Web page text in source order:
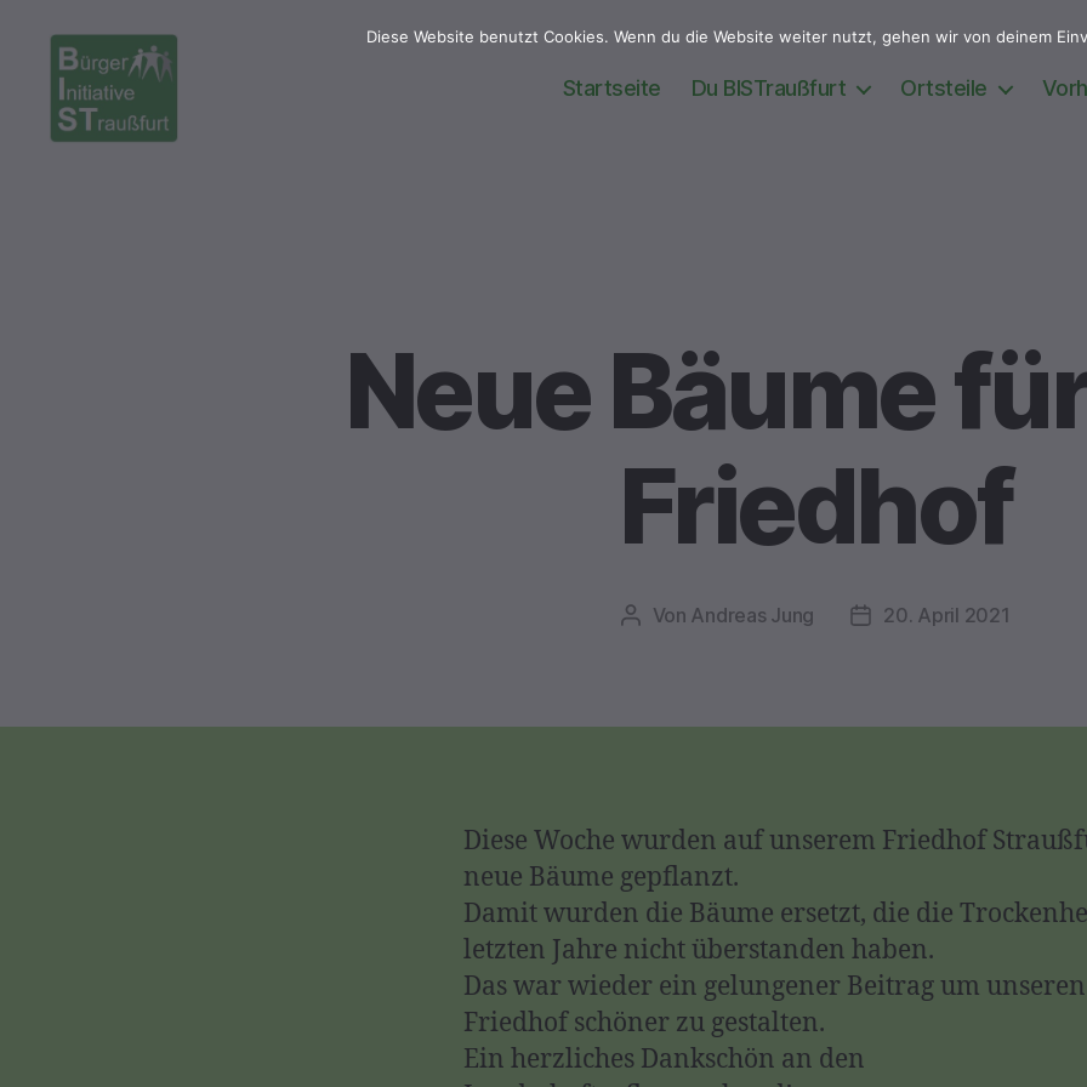
Startseite Du BISTraußfurt Ortsteile
Neue Bäume
Friedhof
Beitragsautor
Von Andreas Jung Veröffentlichungsdatum
20. April 2021
Diese Woche wurden auf unserem Friedhof
neue Bäume gepflanzt.
Damit wurden die Bäume ersetzt, die die
letzten Jahre nicht überstanden haben.
Das war wieder ein gelungener Beitrag um unseren
Friedhof schöner zu gestalten.
Ein herzliches Dankschön an den
Diese Website benutzt Cookies. Wenn du die Website weiter nutzt, gehen wir von deinem